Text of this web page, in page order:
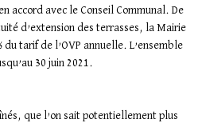
accord avec le Conseil Communal. De
d’extension des terrasses, la Mairie
du tarif de l’OVP annuelle. L’ensemble
30 juin 2021.
que l’on sait potentiellement plus